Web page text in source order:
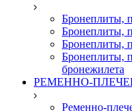
Бронеплиты,
Бронеплиты,
Бронеплиты,
Бронеплиты,
бронежилета
РЕМЕННО-
Ременно-